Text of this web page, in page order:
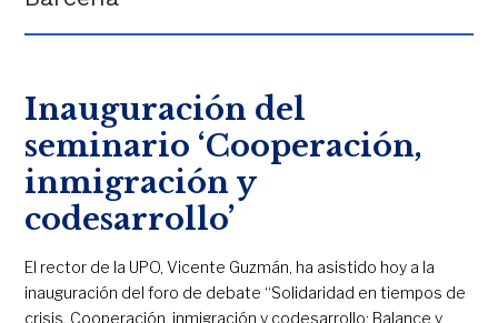
Inauguración del
seminario ‘Cooperación,
inmigración y
codesarrollo’
El rector de la UPO, Vicente Guzmán, ha asistido hoy a la
inauguración del foro de debate “Solidaridad en tiempos de
crisis. Cooperación, inmigración y codesarrollo: Balance y